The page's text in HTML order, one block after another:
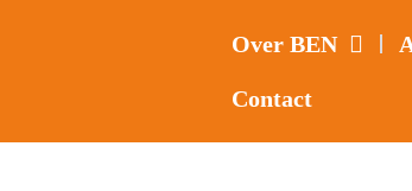
Over BEN
Contact